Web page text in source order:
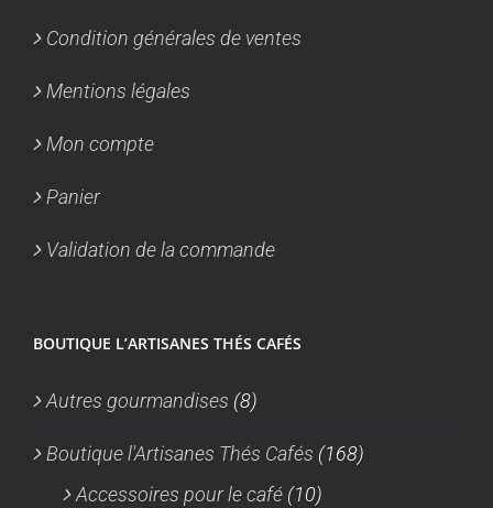
Condition générales de ventes
Mentions légales
Mon compte
Panier
Validation de la commande
BOUTIQUE L’ARTISANES THÉS CAFÉS
Autres gourmandises (8)
Boutique l'Artisanes Thés Cafés (168)
Accessoires pour le café (10)